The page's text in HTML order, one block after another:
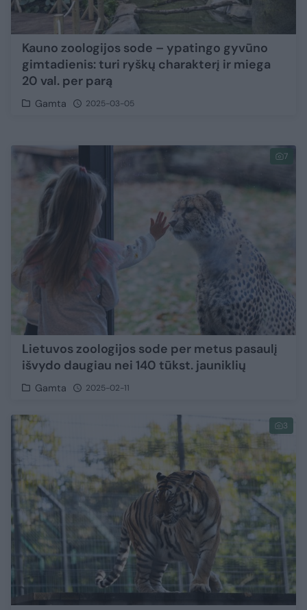
Kauno zoologijos sode – ypatingo gyvūno
gimtadienis: turi ryškų charakterį ir miega
20 val. per parą
Gamta 2025-03-05
7
Lietuvos zoologijos sode per metus pasaulį
išvydo daugiau nei 140 tūkst. jauniklių
Gamta 2025-02-11
3